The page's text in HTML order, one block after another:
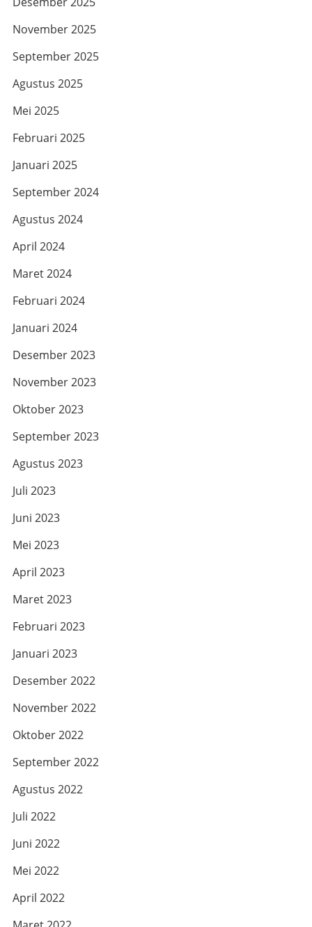
November 2025
September 2025
Agustus 2025
Mei 2025
Februari 2025
Januari 2025
September 2024
Agustus 2024
April 2024
Maret 2024
Februari 2024
Januari 2024
Desember 2023
November 2023
Oktober 2023
September 2023
Agustus 2023
Juli 2023
Juni 2023
Mei 2023
April 2023
Maret 2023
Februari 2023
Januari 2023
Desember 2022
November 2022
Oktober 2022
September 2022
Agustus 2022
Juli 2022
Juni 2022
Mei 2022
April 2022